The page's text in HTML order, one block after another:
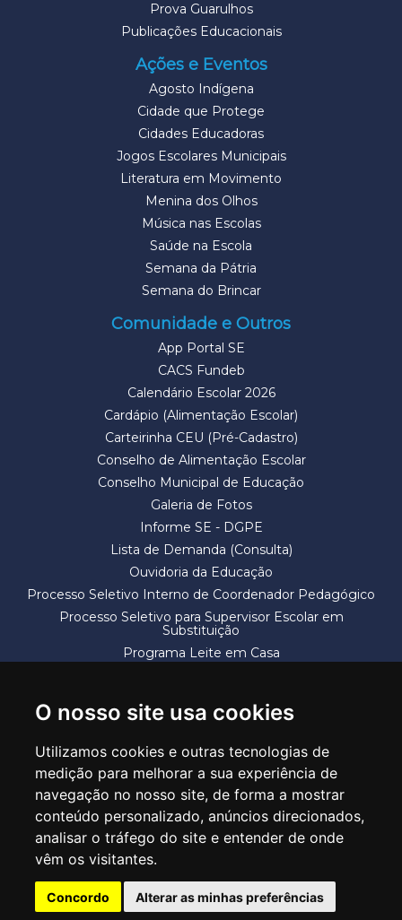
O nosso site usa cookies
Utilizamos cookies e outras tecnologias de
medição para melhorar a sua experiência de
navegação no nosso site, de forma a mostrar
conteúdo personalizado, anúncios direcionados,
analisar o tráfego do site e entender de onde
vêm os visitantes.
Concordo Alterar as minhas preferências
Prova Guarulhos
Publicações Educacionais
Ações e Eventos
Agosto Indígena
Cidade que Protege
Cidades Educadoras
Jogos Escolares Municipais
Literatura em Movimento
Menina dos Olhos
Música nas Escolas
Saúde na Escola
Semana da Pátria
Semana do Brincar
Comunidade e Outros
App Portal SE
CACS Fundeb
Calendário Escolar 2026
Cardápio (Alimentação Escolar)
Carteirinha CEU (Pré-Cadastro)
Conselho de Alimentação Escolar
Conselho Municipal de Educação
Galeria de Fotos
Informe SE - DGPE
Lista de Demanda (Consulta)
Ouvidoria da Educação
Processo Seletivo Interno de Coordenador Pedagógico
Processo Seletivo para Supervisor Escolar em
Substituição
Programa Leite em Casa
SECRETARIA DE EDUCAÇÃO
Rua Claudino Barbosa, 313 - Macedo - Guarulhos/SP CEP 07113-040
Central de Atendimento: *55 11 2475-7300